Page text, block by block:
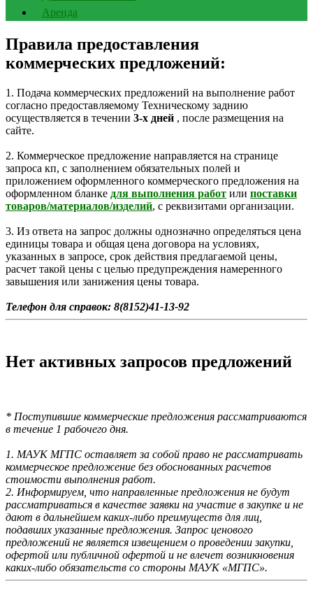
Аренда
Правила предоставления
коммерческих предложений:
1. Подача коммерческих предложений на выполнение работ
согласно предоставляемому Техническому заднию
осуществляется в течении 3-х дней , после размещения на
сайте.
2. Коммерческое предложение направляется на странице
запроса кп, с заполнением обязательных полей и
приложением оформленного коммерческого предложения на
оформленном бланке для выполнения работ или поставки
товаров/материалов/изделий, с реквизитами организации.
3. Из ответа на запрос должны однозначно определяться цена
единицы товара и общая цена договора на условиях,
указанных в запросе, срок действия предлагаемой цены,
расчет такой цены с целью предупреждения намеренного
завышения или занижения цены товара.
Телефон для справок: 8(8152)41-13-92
Нет активных запросов предложений
* Поступившие коммерческие предложения рассматриваются
в течение 1 рабочего дня.
1. МАУК МГПС оставляет за собой право не рассматривать
коммерческое предложение без обоснованных расчетов
стоимости выполнения работ.
2. Информируем, что направленные предложения не будут
рассматриваться в качестве заявки на участие в закупке и не
дают в дальнейшем каких-либо преимуществ для лиц,
подавших указанные предложения. Запрос ценового
предложений не является извещением о проведении закупки,
офертой или публичной офертой и не влечет возникновения
каких-либо обязательств со стороны МАУК «МГПС».